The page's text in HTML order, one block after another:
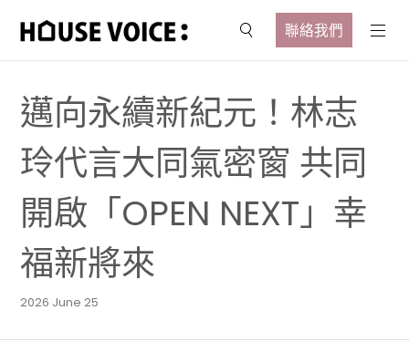
聯絡我們
邁向永續新紀元！林志
玲代言大同氣密窗 共同
開啟「OPEN NEXT」幸
福新將來
2026 June 25